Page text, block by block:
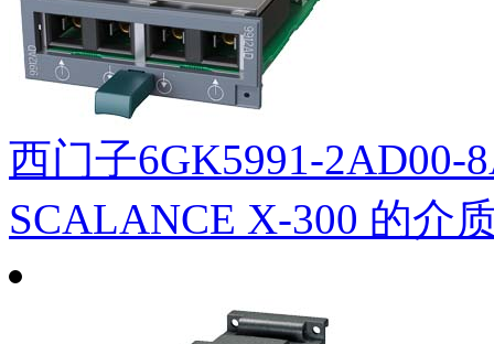
西门子6GK5991-2AD00-
SCALANCE X-300 的介